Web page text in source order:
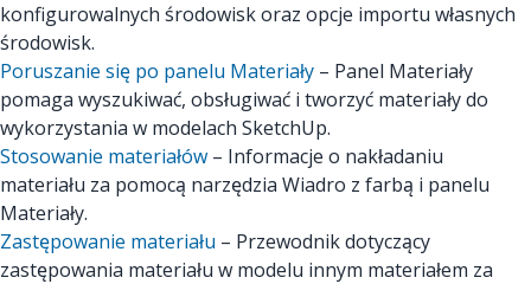
konfigurowalnych środowisk oraz opcje importu własnych
środowisk.
Poruszanie się po panelu Materiały – Panel Materiały
pomaga wyszukiwać, obsługiwać i tworzyć materiały do
wykorzystania w modelach SketchUp.
Stosowanie materiałów – Informacje o nakładaniu
materiału za pomocą narzędzia Wiadro z farbą i panelu
Materiały.
Zastępowanie materiału – Przewodnik dotyczący
zastępowania materiału w modelu innym materiałem za